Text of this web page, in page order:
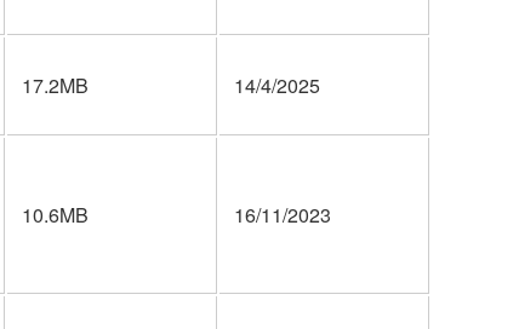
17.2MB 14/4/2025
10.6MB 16/11/2023